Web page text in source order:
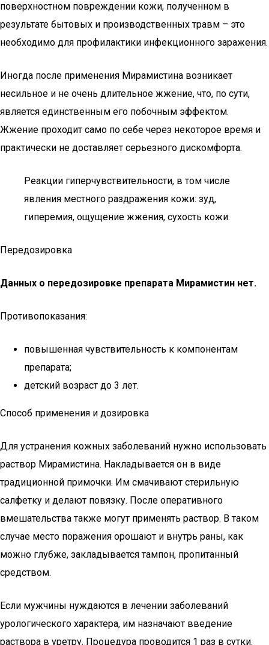
поверхностном повреждении кожи, полученном в
результате бытовых и производственных травм – это
необходимо для профилактики инфекционного заражения.
Иногда после применения Мирамистина возникает
несильное и не очень длительное жжение, что, по сути,
является единственным его побочным эффектом.
Жжение проходит само по себе через некоторое время и
практически не доставляет серьезного дискомфорта.
Реакции гиперчувствительности, в том числе
явления местного раздражения кожи: зуд,
гиперемия, ощущение жжения, сухость кожи.
Передозировка
Данных о передозировке препарата Мирамистин нет.
Противопоказания:
повышенная чувствительность к компонентам
препарата;
детский возраст до 3 лет.
Способ применения и дозировка
Для устранения кожных заболеваний нужно использовать
раствор Мирамистина. Накладывается он в виде
традиционной примочки. Им смачивают стерильную
салфетку и делают повязку. После оперативного
вмешательства также могут применять раствор. В таком
случае место поражения орошают и внутрь раны, как
можно глубже, закладывается тампон, пропитанный
средством.
Если мужчины нуждаются в лечении заболеваний
урологического характера, им назначают введение
раствора в уретру. Процедура проводится 1 раз в сутки.